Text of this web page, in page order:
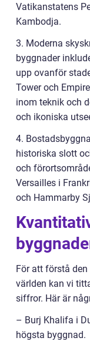
Vatikanstatens
Kambodja.
3. Moderna
byggnader
upp ovanför
Tower och
inom teknik och
och ikoniska
4.
historiska slott
och
Versailles i
och Hammarby
För att förstå
världen kan vi
siffror. Här är
– Burj Khalifa i
högsta byggnad.